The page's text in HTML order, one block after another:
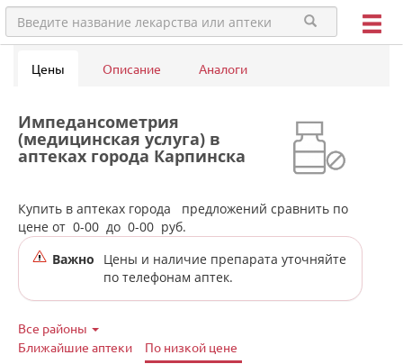
Цены Описание Аналоги
Импедансометрия
(медицинская услуга) в
аптеках города Карпинска
Купить в аптеках города
предложений сравнить по
цене от 0-00 до 0-00 руб.
Важно
Цены и наличие препарата уточняйте
по телефонам аптек.
Все районы
Ближайшие аптеки
По низкой цене